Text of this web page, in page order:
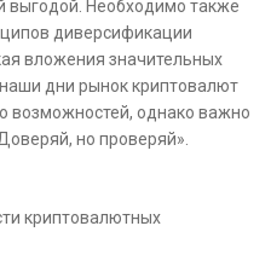
выгодой. Необходимо также
диверсификации
вложения значительных
дни рынок криптовалют
возможностей, однако важно
но проверяй».
криптовалютных